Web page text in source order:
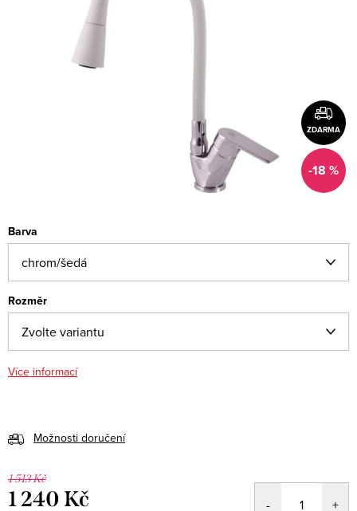
ZDARMA
-18 %
Barva
Rozměr
Více informací
Možnosti doručení
1 513 Kč
1 240 Kč